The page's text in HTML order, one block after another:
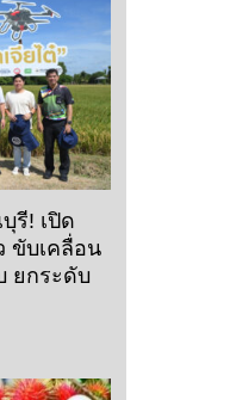
รี! เปิด
ขับเคลื่อน
ยกระดับ